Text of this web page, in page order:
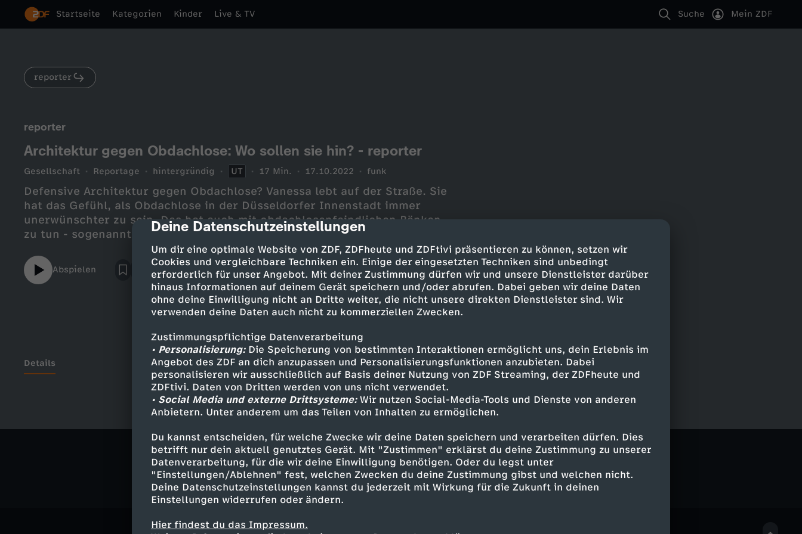
cmp-dialog-description
Deine Datenschutzeinstellungen
Um dir eine optimale Website von ZDF, ZDFheute und ZDFtivi präsentieren zu können, setzen wir
Cookies und vergleichbare Techniken ein. Einige der eingesetzten Techniken sind unbedingt
erforderlich für unser Angebot. Mit deiner Zustimmung dürfen wir und unsere Dienstleister darüber
hinaus Informationen auf deinem Gerät speichern und/oder abrufen. Dabei geben wir deine Daten
ohne deine Einwilligung nicht an Dritte weiter, die nicht unsere direkten Dienstleister sind. Wir
verwenden deine Daten auch nicht zu kommerziellen Zwecken.
Zustimmungspflichtige Datenverarbeitung
• Personalisierung:Die Speicherung von bestimmten Interaktionen ermöglicht uns, dein Erlebnis im
Angebot des ZDF an dich anzupassen und Personalisierungsfunktionen anzubieten. Dabei
personalisieren wir ausschließlich auf Basis deiner Nutzung von ZDF Streaming, der ZDFheute und
ZDFtivi. Daten von Dritten werden von uns nicht verwendet.
• Social Media und externe Drittsysteme:Wir nutzen Social-Media-Tools und Dienste von anderen
Anbietern. Unter anderem um das Teilen von Inhalten zu ermöglichen.
Du kannst entscheiden, für welche Zwecke wir deine Daten speichern und verarbeiten dürfen. Dies
betrifft nur dein aktuell genutztes Gerät. Mit "Zustimmen" erklärst du deine Zustimmung zu unserer
Datenverarbeitung, für die wir deine Einwilligung benötigen. Oder du legst unter
"Einstellungen/Ablehnen" fest, welchen Zwecken du deine Zustimmung gibst und welchen nicht.
Deine Datenschutzeinstellungen kannst du jederzeit mit Wirkung für die Zukunft in deinen
Einstellungen widerrufen oder ändern.
Hier findest du das Impressum.
Startseite Kategorien Kinder Live & TV Suche Mein ZDF
reporter
reporter
Architektur gegen Obdachlose: Wo sollen sie hin? - reporter
Gesellschaft Reportage hintergründig UT 17 Min. 17.10.2022 funk
Defensive Architektur gegen Obdachlose? Vanessa lebt auf der Straße. Sie
hat das Gefühl, als Obdachlose in der Düsseldorfer Innenstadt immer
unerwünschter zu sein. Das hat auch mit obdachlosenfeindlichen Bänken
zu tun - sogenannter defensiver Architektur. Vanessa zeigt Lisa, welche
Plätze sie besonders stören.
Abspielen
Details
Ähnliche Inhalte entdecken
Gesellschaft Reportage hintergründig Untertitel reporter